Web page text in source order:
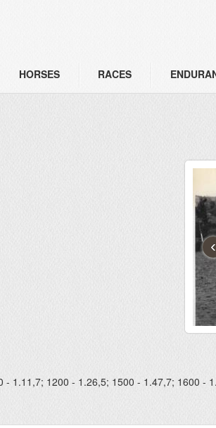
HORSES RACES
‹
- 1.11,7; 1200 - 1.26,5; 1500 - 1.47,7; 1600